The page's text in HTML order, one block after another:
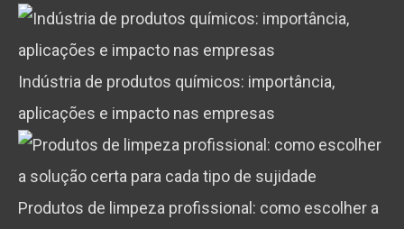
Indústria de produtos químicos: importância,
aplicações e impacto nas empresas
Produtos de limpeza profissional: como escolher a